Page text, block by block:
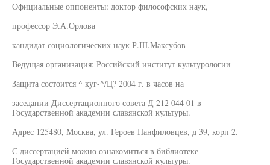
Официальные оппоненты: доктор философских наук,
профессор Э.А.Орлова
кандидат социологических наук Р.Ш.Максубов
Ведущая организация: Российский институт культурологии
Защита состоится ^ куг-^/Ц? 2004 г. в часов на
заседании Диссертационного совета Д 212 044 01 в
Государственной академии славянской культуры.
Адрес 125480, Москва, ул. Героев Панфиловцев, д 39, корп 2.
С диссертацией можно ознакомиться в библиотеке
Государственной академии славянской культуры.